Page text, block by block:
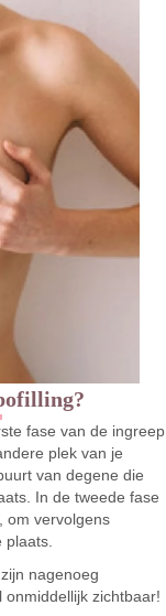
fase van de ingreep
plek van je
van degene die
In de tweede fase
om vervolgens
plaats.
nagenoeg
zichtbaar!